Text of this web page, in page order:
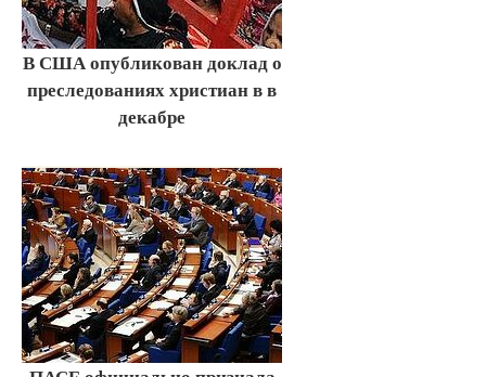
В США опубликован доклад о
преследованиях христиан в в
декабре